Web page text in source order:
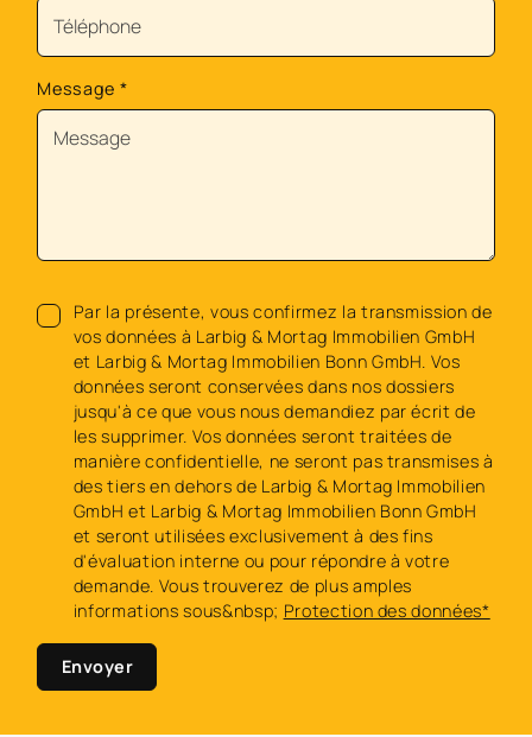
Message *
Par la présente, vous confirmez la transmission de
vos données à Larbig & Mortag Immobilien GmbH
et Larbig & Mortag Immobilien Bonn GmbH. Vos
données seront conservées dans nos dossiers
jusqu'à ce que vous nous demandiez par écrit de
les supprimer. Vos données seront traitées de
manière confidentielle, ne seront pas transmises à
des tiers en dehors de Larbig & Mortag Immobilien
GmbH et Larbig & Mortag Immobilien Bonn GmbH
et seront utilisées exclusivement à des fins
d'évaluation interne ou pour répondre à votre
demande. Vous trouverez de plus amples
informations sous&nbsp; Protection des données*
Envoyer